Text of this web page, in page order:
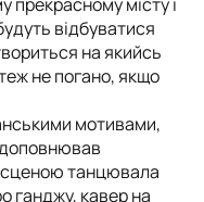
відбуватися
на якийсь
не погано, якщо
мотивами,
сценою танцювала
ганджу, кавер на